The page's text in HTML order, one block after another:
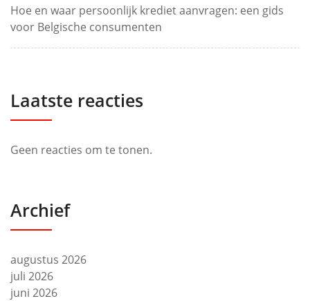
Hoe en waar persoonlijk krediet aanvragen: een gids
voor Belgische consumenten
Laatste reacties
Geen reacties om te tonen.
Archief
augustus 2026
juli 2026
juni 2026